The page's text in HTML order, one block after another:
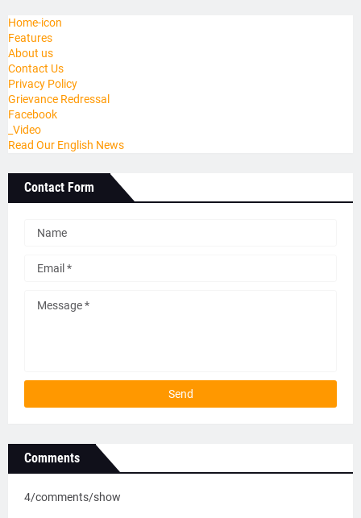
Home-icon
Features
About us
Contact Us
Privacy Policy
Grievance Redressal
Facebook
_Video
Read Our English News
Contact Form
Comments
4/comments/show